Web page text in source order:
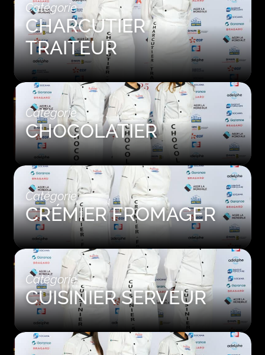
Catégorie
CHARCUTIER
TRAITEUR
Catégorie
CHOCOLATIER
Catégorie
CRÉMIER FROMAGER
Catégorie
CUISINIER SERVEUR